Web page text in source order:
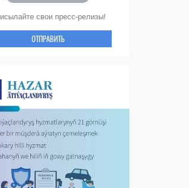
свои пресс-релизы!
ОТПРАВИТЬ